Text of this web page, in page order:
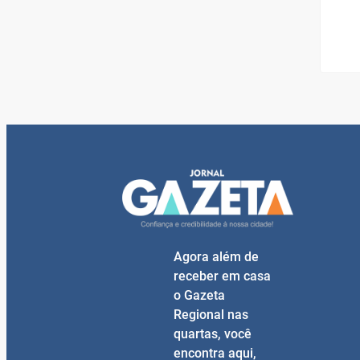
Agora além de
receber em casa
o Gazeta
Regional nas
quartas, você
encontra aqui,